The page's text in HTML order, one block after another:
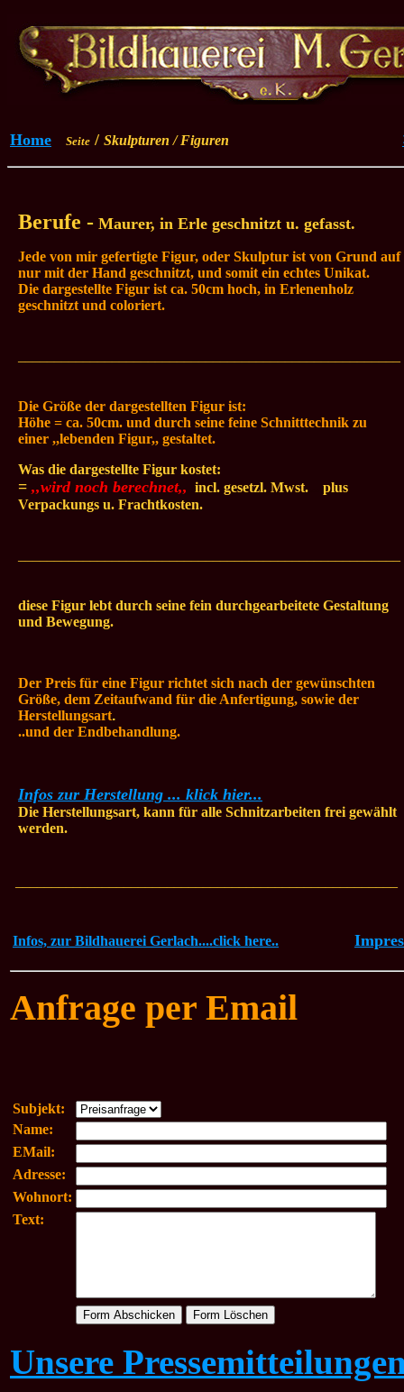
Home Seite / Skulpturen / Figuren
Berufe - Maurer, in Erle geschnitzt u. gefasst.
Jede von mir gefertigte Figur, oder Skulptur ist von Grund auf
nur mit der Hand geschnitzt, und somit ein echtes Unikat.
Die dargestellte Figur ist ca. 50cm hoch, in Erlenenholz
geschnitzt und coloriert.
Die Größe der dargestellten Figur ist:
Höhe = ca. 50cm. und durch seine feine Schnitttechnik zu
einer ,,lebenden Figur,, gestaltet.
Was die dargestellte Figur kostet:
= ,,wird noch berechnet,, incl. gesetzl. Mwst.
plus
Verpackungs u. Frachtkosten.
diese Figur lebt durch seine fein durchgearbeitete Gestaltung
und Bewegung.
Der Preis für eine Figur richtet sich nach der gewünschten
Größe, dem Zeitaufwand für die Anfertigung, sowie der
Herstellungsart.
..und der Endbehandlung.
Infos zur Herstellung ... klick hier...
Die Herstellungsart, kann für alle Schnitzarbeiten frei gewählt
werden.
Infos, zur Bildhauerei Gerlach....click here..
Anfrage per Email
Subjekt:
Name:
EMail:
Adresse:
Wohnort:
Text:
Unsere